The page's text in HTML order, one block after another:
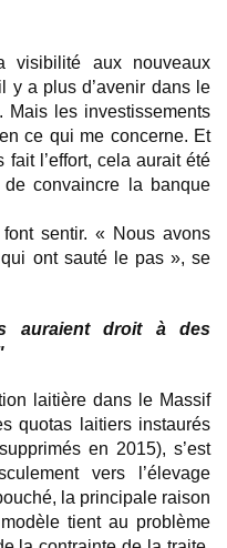
visibilité aux nouveaux
y a plus d’avenir dans le
Mais les investissements
ce qui me concerne. Et
fait l’effort, cela aurait été
convaincre la banque
sentir. « Nous avons
ont sauté le pas », se
auraient droit à des
laitière dans le Massif
quotas laitiers instaurés
en 2015), s’est
vers l’élevage
la principale raison
tient au problème